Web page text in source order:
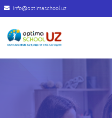
info@optimaschool.uz